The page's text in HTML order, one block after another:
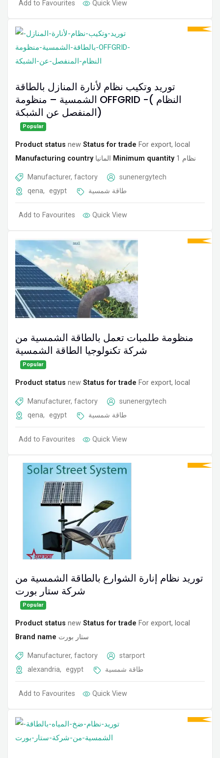
Add to Favourites Quick View
توريد وتكيب نظام لأنارة المنازل بالطاقة
الشمسية – منظومة OFFGRID -( النظام
المنفصل عن الشبكة)
Popular
Product status new Status for trade For export, local
Manufacturing country المانيا Minimum quantity 1 نظام
Manufacturer, factory
sunenergytech
qena, egypt طاقة شمسية
Add to Favourites Quick View
منظومة طلمبات تعمل بالطاقة الشمسية من
شركة تكنولوجيا الطاقة الشمسية
Popular
Product status new Status for trade For export, local
Manufacturer, factory
sunenergytech
qena, egypt طاقة شمسية
Add to Favourites Quick View
توريد نظام إنارة الشوارع بالطاقة الشمسية من
شركة ستار بورت
Popular
Product status new Status for trade For export, local
Brand name ستار بورت
Manufacturer, factory
starport
alexandria, egypt طاقة شمسية
Add to Favourites Quick View